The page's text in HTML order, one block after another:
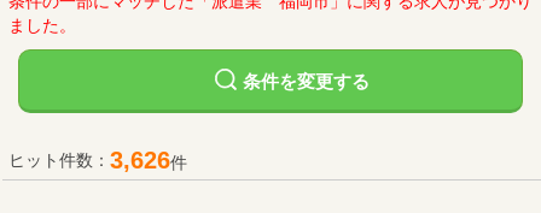
ました。
条件を変更する
ヒット件数： 3,626件